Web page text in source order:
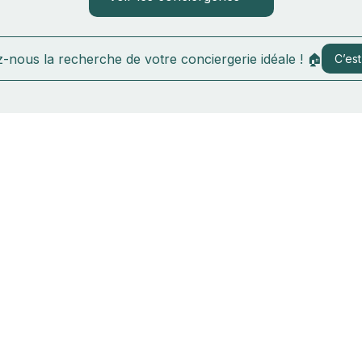
nous la recherche de votre conciergerie idéale ! 🏠